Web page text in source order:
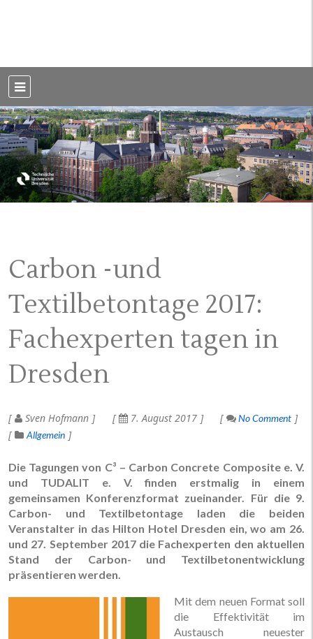
Dresden
Carbon -und
Textilbetontage 2017:
Fachexperten tagen in
Dresden
Sven Hofmann 7. August 2017
No Comment
Allgemein
Die Tagungen von C³ – Carbon Concrete Composite e. V.
und TUDALIT e. V. finden erstmalig in einem
gemeinsamen Konferenzformat zueinander. Für die 9.
Carbon- und Textilbetontage laden die beiden
Veranstalter in das Hilton Hotel Dresden ein, wo am 26.
und 27. September 2017 die Fachexperten den aktuellen
Stand der Carbon- und Textilbetonentwicklung
präsentieren werden.
Mit dem neuen Format soll
die Effektivität im
Austausch neuester